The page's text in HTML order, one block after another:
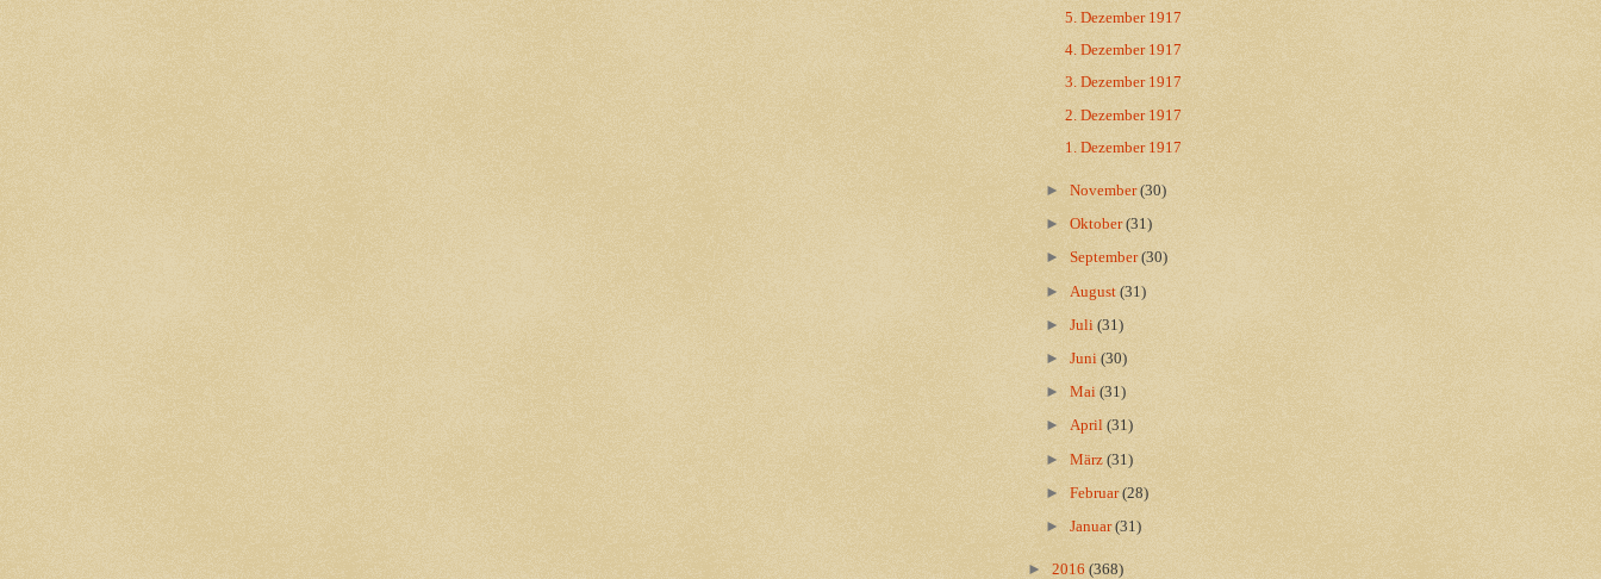
5. Dezember 1917
4. Dezember 1917
3. Dezember 1917
2. Dezember 1917
1. Dezember 1917
►November(30)
►Oktober(31)
► September(30)
► August(31)
►Juli(31)
►Juni(30)
►Mai(31)
►April(31)
►März(31)
►Februar(28)
►Januar(31)
► 2016 (368)